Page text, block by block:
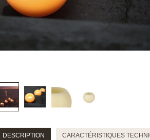
DESCRIPTION CARACTÉRISTIQUES